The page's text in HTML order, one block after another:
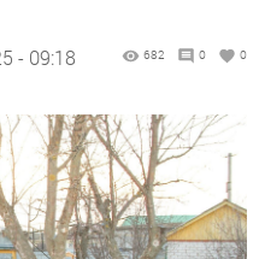
- 09:18 682 0 0